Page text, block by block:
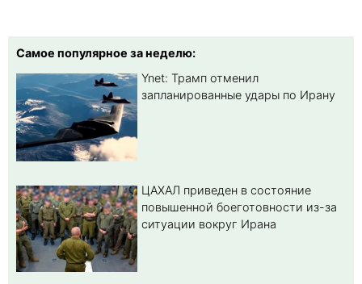
Самое популярное за неделю:
Ynet: Трамп отменил
запланированные удары по Ирану
ЦАХАЛ приведен в состояние
повышенной боеготовности из-за
ситуации вокруг Ирана